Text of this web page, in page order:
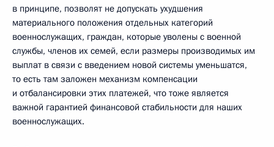
в принципе, позволят не допускать ухудшения
материального положения отдельных категорий
военнослужащих, граждан, которые уволены с военной
службы, членов их семей, если размеры производимых им
выплат в связи с введением новой системы уменьшатся,
то есть там заложен механизм компенсации
и отбалансировки этих платежей, что тоже является
важной гарантией финансовой стабильности для наших
военнослужащих.